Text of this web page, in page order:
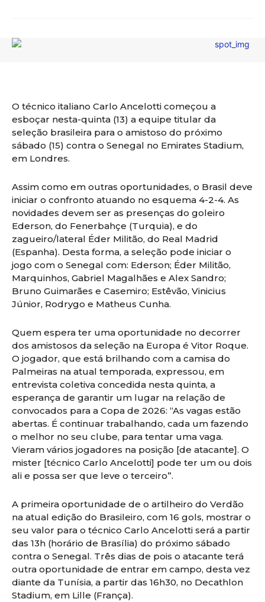
O técnico italiano Carlo Ancelotti começou a
esboçar nesta-quinta (13) a equipe titular da
seleção brasileira para o amistoso do próximo
sábado (15) contra o Senegal no Emirates Stadium,
em Londres.
Assim como em outras oportunidades, o Brasil deve
iniciar o confronto atuando no esquema 4-2-4. As
novidades devem ser as presenças do goleiro
Ederson, do Fenerbahçe (Turquia), e do
zagueiro/lateral Éder Militão, do Real Madrid
(Espanha). Desta forma, a seleção pode iniciar o
jogo com o Senegal com: Ederson; Éder Militão,
Marquinhos, Gabriel Magalhães e Alex Sandro;
Bruno Guimarães e Casemiro; Estêvão, Vinicius
Júnior, Rodrygo e Matheus Cunha.
Quem espera ter uma oportunidade no decorrer
dos amistosos da seleção na Europa é Vitor Roque.
O jogador, que está brilhando com a camisa do
Palmeiras na atual temporada, expressou, em
entrevista coletiva concedida nesta quinta, a
esperança de garantir um lugar na relação de
convocados para a Copa de 2026: “As vagas estão
abertas. É continuar trabalhando, cada um fazendo
o melhor no seu clube, para tentar uma vaga.
Vieram vários jogadores na posição [de atacante]. O
mister [técnico Carlo Ancelotti] pode ter um ou dois
ali e possa ser que leve o terceiro”.
A primeira oportunidade de o artilheiro do Verdão
na atual edição do Brasileiro, com 16 gols, mostrar o
seu valor para o técnico Carlo Ancelotti será a partir
das 13h (horário de Brasília) do próximo sábado
contra o Senegal. Três dias de pois o atacante terá
outra oportunidade de entrar em campo, desta vez
diante da Tunísia, a partir das 16h30, no Decathlon
Stadium, em Lille (França).